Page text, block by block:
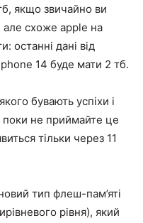
якщо звичайно ви
але схоже apple на
останні дані від
14 буде мати 2 тб.
бувають успіхи і
не приймайте це
тільки через 11
тип флеш-пам’яті
рівня), який